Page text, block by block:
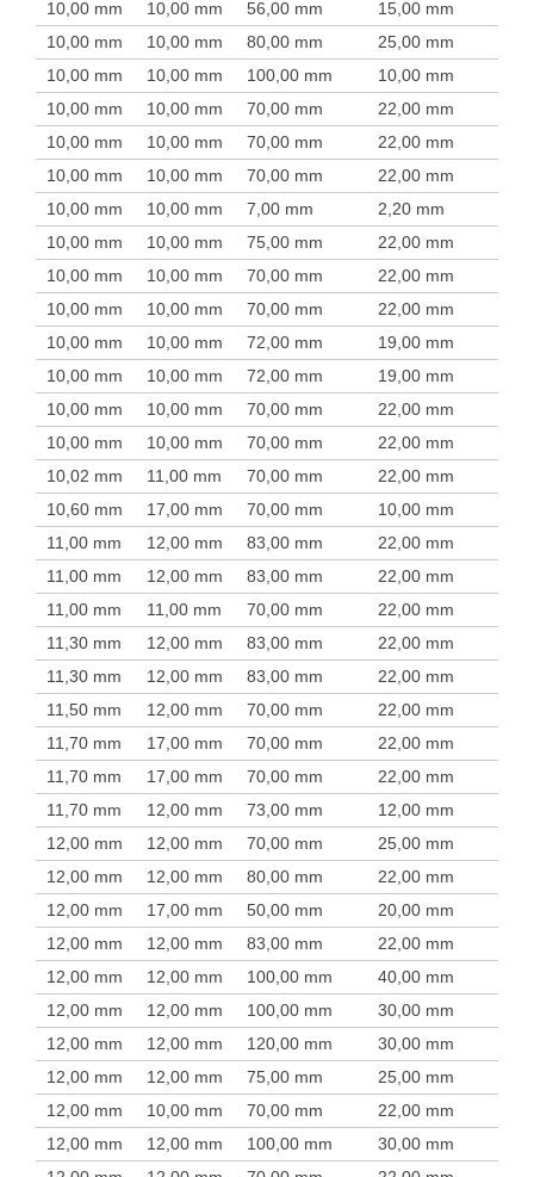
10,00 mm
10,00 mm 56,00 mm 15,00 mm
10,00 mm
10,00 mm 80,00 mm 25,00 mm
10,00 mm
10,00 mm 100,00 mm 10,00 mm
10,00 mm
10,00 mm 70,00 mm 22,00 mm
10,00 mm
10,00 mm 70,00 mm 22,00 mm
10,00 mm
10,00 mm 70,00 mm 22,00 mm
10,00 mm
10,00 mm 7,00 mm 2,20 mm
10,00 mm
10,00 mm 75,00 mm 22,00 mm
10,00 mm
10,00 mm 70,00 mm 22,00 mm
10,00 mm
10,00 mm 70,00 mm 22,00 mm
10,00 mm
10,00 mm 72,00 mm 19,00 mm
10,00 mm
10,00 mm 72,00 mm 19,00 mm
10,00 mm
10,00 mm 70,00 mm 22,00 mm
10,00 mm
10,00 mm 70,00 mm 22,00 mm
10,02 mm
11,00 mm 70,00 mm 22,00 mm
10,60 mm
17,00 mm 70,00 mm 10,00 mm
11,00 mm
12,00 mm 83,00 mm 22,00 mm
11,00 mm
12,00 mm 83,00 mm 22,00 mm
11,00 mm
11,00 mm 70,00 mm 22,00 mm
11,30 mm
12,00 mm 83,00 mm 22,00 mm
11,30 mm
12,00 mm 83,00 mm 22,00 mm
11,50 mm
12,00 mm 70,00 mm 22,00 mm
11,70 mm
17,00 mm 70,00 mm 22,00 mm
11,70 mm
17,00 mm 70,00 mm 22,00 mm
11,70 mm
12,00 mm 73,00 mm 12,00 mm
12,00 mm
12,00 mm 70,00 mm 25,00 mm
12,00 mm
12,00 mm 80,00 mm 22,00 mm
12,00 mm
17,00 mm 50,00 mm 20,00 mm
12,00 mm
12,00 mm 83,00 mm 22,00 mm
12,00 mm
12,00 mm 100,00 mm 40,00 mm
12,00 mm
12,00 mm 100,00 mm 30,00 mm
12,00 mm
12,00 mm 120,00 mm 30,00 mm
12,00 mm
12,00 mm 75,00 mm 25,00 mm
12,00 mm
10,00 mm 70,00 mm 22,00 mm
12,00 mm
12,00 mm 100,00 mm 30,00 mm